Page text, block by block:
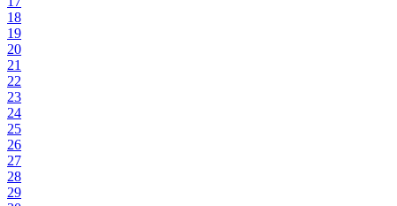
18
19
20
21
22
23
24
25
26
27
28
29